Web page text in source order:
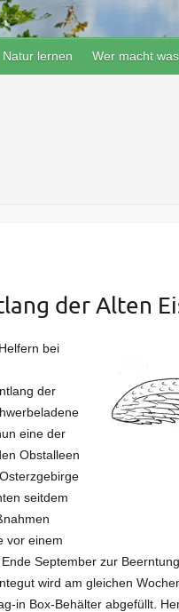
Natur lernen Wer macht
der Alten
bei
der
eine der
Obstalleen
seitdem
vor einem
September zur
wird am gleichen
in Box-Behälter abgefüllt.